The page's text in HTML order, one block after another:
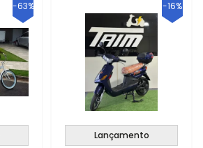
-63% -16%
Lançamento